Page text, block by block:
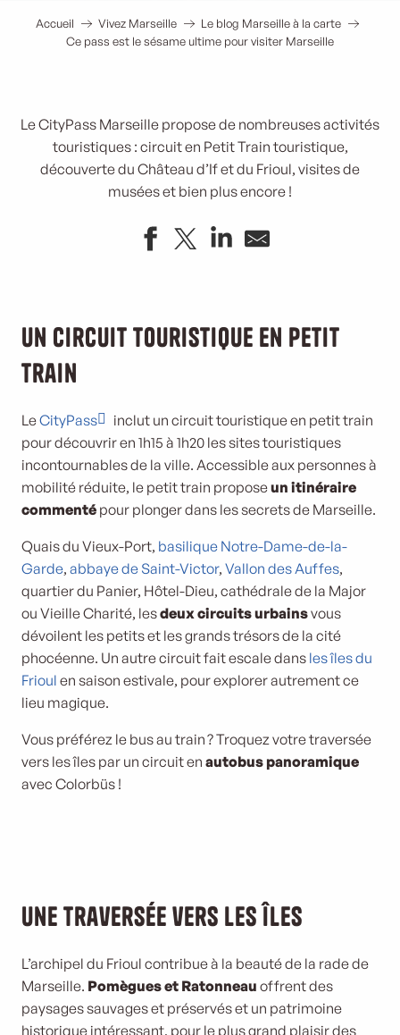
Accueil Vivez Marseille
Le blog Marseille à la carte
Ce pass est le sésame ultime pour visiter Marseille
Le CityPass Marseille propose de nombreuses activités
touristiques : circuit en Petit Train touristique,
découverte du Château d’If et du Frioul, visites de
musées et bien plus encore !
Un circuit touristique en petit
train
LeCityPass
inclut un circuit touristique en petit train
pour découvrir en 1h15 à 1h20 les sites touristiques
incontournables de la ville. Accessible aux personnes à
mobilité réduite, le petit train proposeun itinéraire
commenté pour plonger dans les secrets de Marseille.
Quais du Vieux-Port, basilique Notre-Dame-de-la-
Garde, abbaye de Saint-Victor, Vallon des Auffes,
quartier du Panier, Hôtel-Dieu, cathédrale de la Major
ou Vieille Charité, lesdeux circuits urbainsvous
dévoilent les petits et les grands trésors de la cité
phocéenne. Un autre circuit fait escale dans les îles du
Frioul en saison estivale, pour explorer autrement ce
lieu magique.
Vous préférez le bus au train ? Troquez votre traversée
vers les îles par un circuit en autobus panoramique
avec Colorbüs !
Une traversée vers les îles
L’archipel du Frioul contribue à la beauté de la rade de
Marseille. Pomègues et Ratonneau offrent des
paysages sauvages et préservés et un patrimoine
historique intéressant, pour le plus grand plaisir des